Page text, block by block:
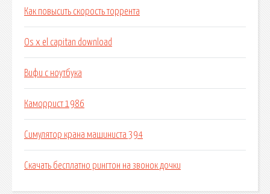
Как повысить скорость торрента
Os x el capitan download
Вифи с ноутбука
Каморрист 1986
Симулятор крана машиниста 394
Скачать бесплатно рингтон на звонок дочки